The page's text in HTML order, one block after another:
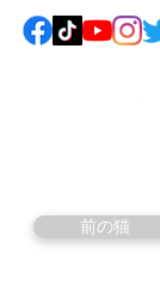
前の猫